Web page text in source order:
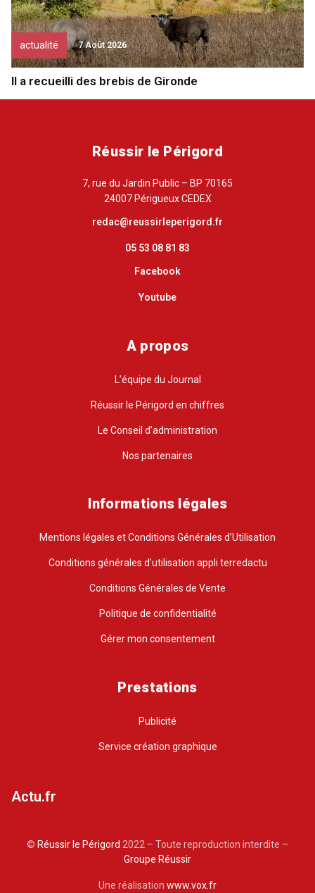
actualité 7 Août 2026
Il a recueilli des brebis de Gironde
Réussir le Périgord
7, rue du Jardin Public – BP 70165
24007 Périgueux CEDEX
redac@reussirleperigord.fr
05 53 08 81 83
Facebook
Youtube
A propos
L’équipe du Journal
Réussir le Périgord en chiffres
Le Conseil d’administration
Nos partenaires
Informations légales
Mentions légales et Conditions Générales d’Utilisation
Conditions générales d’utilisation appli terredactu
Conditions Générales de Vente
Politique de confidentialité
Gérer mon consentement
Prestations
Publicité
Service création graphique
Actu.fr
© Réussir le Périgord 2022 – Toute reproduction interdite –
Groupe Réussir
Une réalisation www.vox.fr